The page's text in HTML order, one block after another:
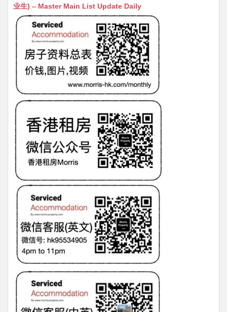
s
A
p
p
h
at
s
n
g
er
l
s
a
g
e
e
b
o
o
k
业生) – Master Main List Update Daily